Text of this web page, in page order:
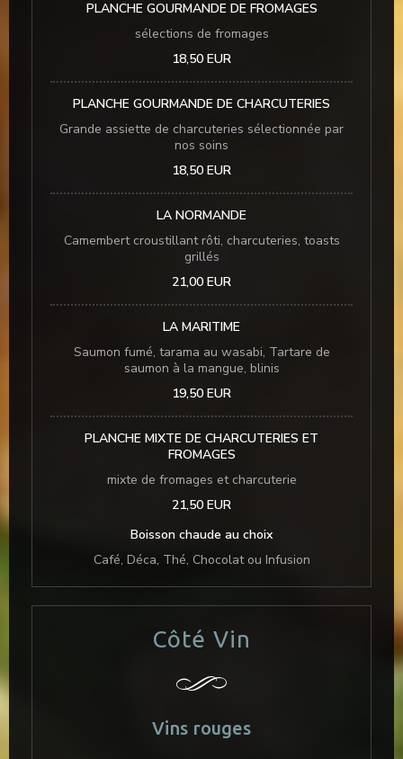
PLANCHE GOURMANDE DE FROMAGES
sélections de fromages
18,50 EUR
PLANCHE GOURMANDE DE CHARCUTERIES
Grande assiette de charcuteries sélectionnée par
nos soins
18,50 EUR
LA NORMANDE
Camembert croustillant rôti, charcuteries, toasts
grillés
21,00 EUR
LA MARITIME
Saumon fumé, tarama au wasabi, Tartare de
saumon à la mangue, blinis
19,50 EUR
PLANCHE MIXTE DE CHARCUTERIES ET
FROMAGES
mixte de fromages et charcuterie
21,50 EUR
Boisson chaude au choix
Café, Déca, Thé, Chocolat ou Infusion
Côté Vin
Vins rouges